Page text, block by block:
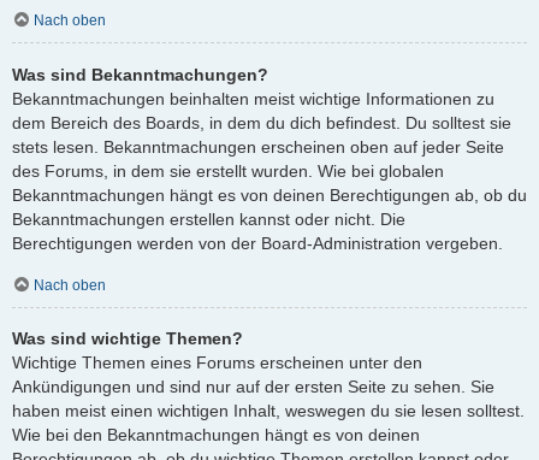
Nach oben
Was sind Bekanntmachungen?
Bekanntmachungen beinhalten meist wichtige Informationen zu
dem Bereich des Boards, in dem du dich befindest. Du solltest sie
stets lesen. Bekanntmachungen erscheinen oben auf jeder Seite
des Forums, in dem sie erstellt wurden. Wie bei globalen
Bekanntmachungen hängt es von deinen Berechtigungen ab, ob du
Bekanntmachungen erstellen kannst oder nicht. Die
Berechtigungen werden von der Board-Administration vergeben.
Nach oben
Was sind wichtige Themen?
Wichtige Themen eines Forums erscheinen unter den
Ankündigungen und sind nur auf der ersten Seite zu sehen. Sie
haben meist einen wichtigen Inhalt, weswegen du sie lesen solltest.
Wie bei den Bekanntmachungen hängt es von deinen